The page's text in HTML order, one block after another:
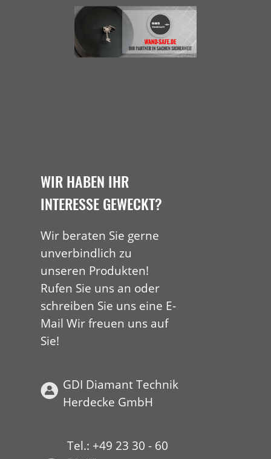
WIR HABEN IHR
INTERESSE GEWECKT?
Wir beraten Sie gerne
unverbindlich zu
unseren Produkten!
Rufen Sie uns an oder
schreiben Sie uns eine E-
Mail Wir freuen uns auf
Sie!
GDI Diamant Technik
Herdecke GmbH
Tel.: +49 23 30 - 60